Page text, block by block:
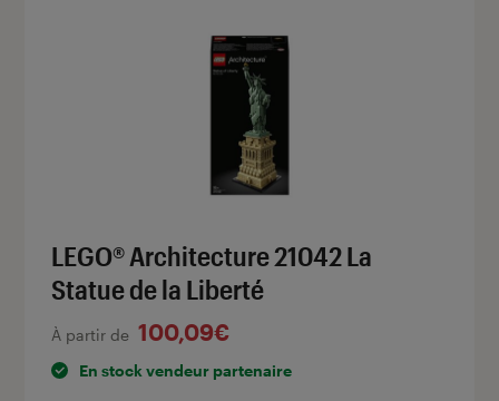
LEGO® Architecture 21042 La
Statue de la Liberté
À partir de 100,09€
En stock vendeur partenaire